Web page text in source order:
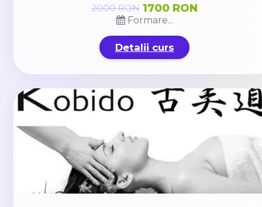
Formare...
2000 RON 1700 RON
Detalii curs